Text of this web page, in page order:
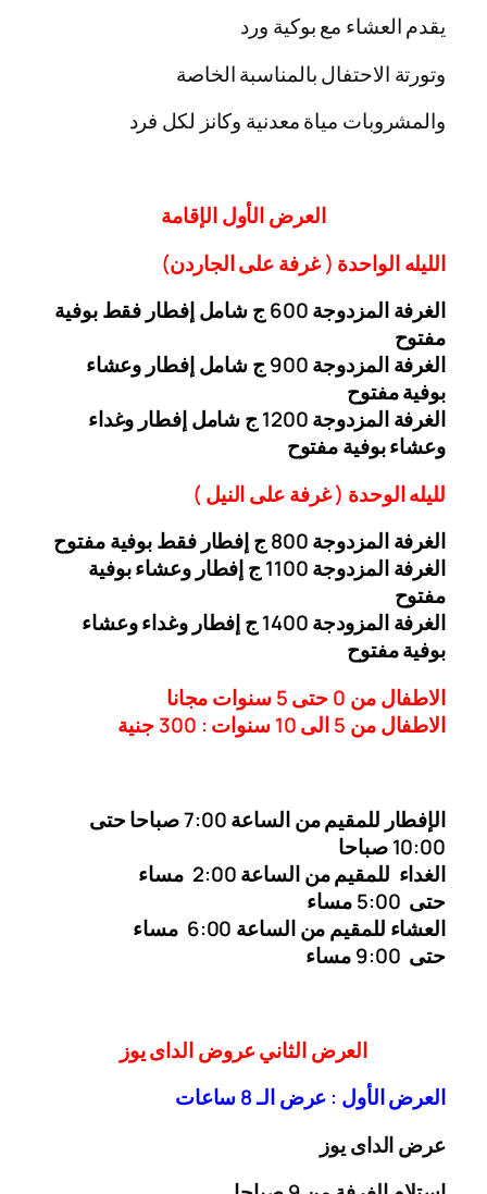
يقدم العشاء مع بوكية ورد
وتورتة الاحتفال بالمناسبة الخاصة
والمشروبات مياة معدنية وكانز لكل فرد
العرضالأولالإقامة
الليله الواحدة ( غرفة على الجاردن)
الغرفة المزدوجة
600 ج شامل إفطار فقط بوفية
مفتوح
الغرفة المزدوجة 900 ج شامل إفطار وعشاء
بوفية مفتوح
الغرفة المزدوجة 1200 ج شامل إفطار وغداء
وعشاء بوفيةمفتوح
لليله الوحدة (غرفة على النيل)
الغرفة المزدوجة
800
ج إفطار فقط بوفية مفتوح
الغرفة المزدوجة 1
1 00 ج إفطار وعشاء بوفية
مفتوح
الغرفة المزودجة 1
4 00 ج إفطار وغداء وعشاء
بوفية مفتوح
الاطفال من 0 حتى 5 سنوات مجانا
الاطفال من 5 الى 10 سنوات : 300
جنية
الإفطار للمقيم من الساعة 7:00 صباحا حتى
10:00صباحا
الغداء
للمقيم من الساعة 2:00 مساء
حتى 5:00 مساء
العشاء للمقيم من الساعة 6:00 مساء
حتى 9:00 مساء
العرض الثاني عروض الداى يوز
العرض الأول : عرض الـ 8 ساعات
عرض الداى يوز